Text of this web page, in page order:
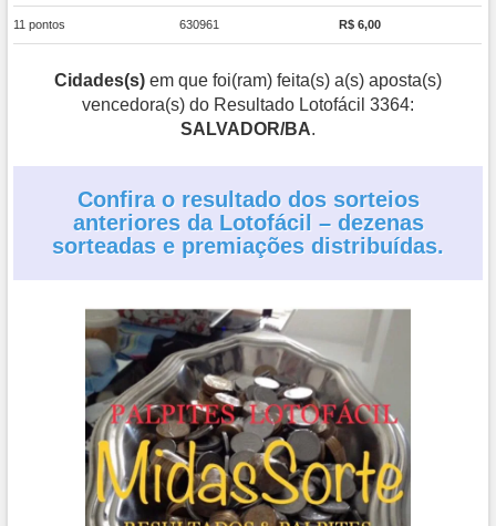
11 pontos 630961 R$ 6,00
Cidades(s) em que foi(ram) feita(s) a(s) aposta(s)
vencedora(s) do Resultado Lotofácil 3364:
SALVADOR/BA.
Confira o resultado dos sorteios
anteriores da Lotofácil – dezenas
sorteadas e premiações distribuídas.